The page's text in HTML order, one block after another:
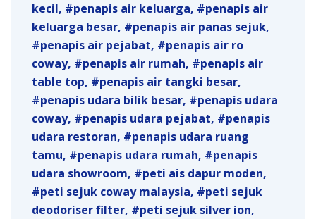
kecil
penapis air keluarga
penapis air
keluarga besar
penapis air panas sejuk
penapis air pejabat
penapis air ro
coway
penapis air rumah
penapis air
table top
penapis air tangki besar
penapis udara bilik besar
penapis udara
coway
penapis udara pejabat
penapis
udara restoran
penapis udara ruang
tamu
penapis udara rumah
penapis
udara showroom
peti ais dapur moden
peti sejuk coway malaysia
peti sejuk
deodoriser filter
peti sejuk silver ion